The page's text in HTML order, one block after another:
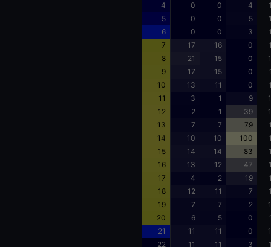
4
0 0 4
5
0 0 5
6
0 0 3
7
17 16 0
8
21 15 0
9
17 15 0
10
13 11 0
11
3 1 9
12
2 1 39
13
7 7 79
14
10 10 100
15
14 14 83
16
13 12 47
17
4 2 19
18
12 11 7
19
7 7 2
20
6 5 0
21
11 11 0
22
11 11 3